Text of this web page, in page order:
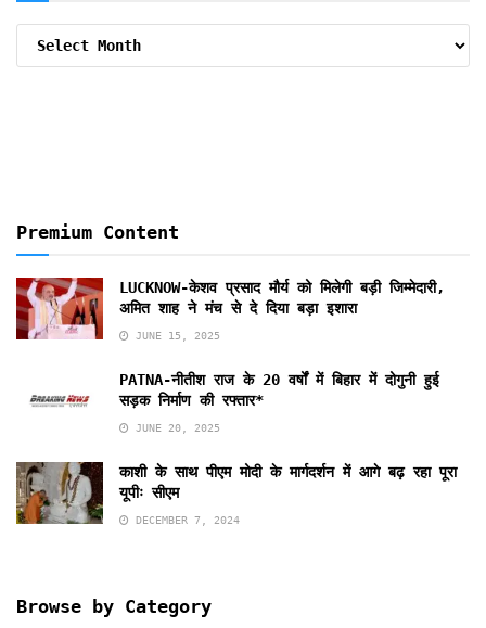
Archive
Premium Content
LUCKNOW-केशव प्रसाद मौर्य को मिलेगी बड़ी जिम्मेदारी,
अमित शाह ने मंच से दे दिया बड़ा इशारा
JUNE 15, 2025
PATNA-नीतीश राज के 20 वर्षों में बिहार में दोगुनी हुई
सड़क निर्माण की रफ्तार*
JUNE 20, 2025
काशी के साथ पीएम मोदी के मार्गदर्शन में आगे बढ़ रहा पूरा
यूपीः सीएम
DECEMBER 7, 2024
Browse by Category